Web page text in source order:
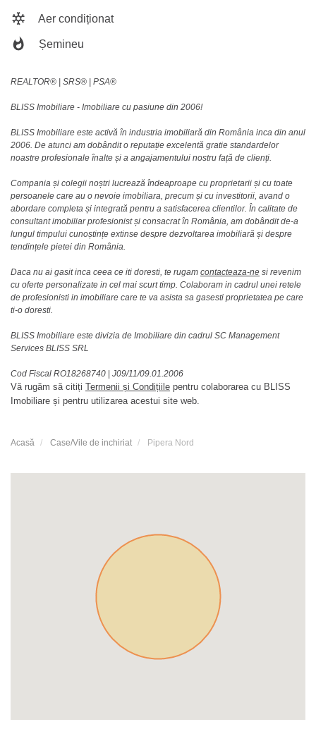
Aer condiționat
Șemineu
REALTOR®️ | SRS®️ | PSA®️
BLISS Imobiliare - Imobiliare cu pasiune din 2006!
BLISS Imobiliare este activă în industria imobiliară din România inca din anul
2006. De atunci am dobândit o reputație excelentă gratie standardelor
noastre profesionale înalte și a angajamentului nostru față de clienți.
Compania și colegii noștri lucrează îndeaproape cu proprietarii și cu toate
persoanele care au o nevoie imobiliara, precum și cu investitorii, avand o
abordare completa și integrată pentru a satisfacerea clientilor. În calitate de
consultant imobiliar profesionist și consacrat în România, am dobândit de-a
lungul timpului cunoștințe extinse despre dezvoltarea imobiliară și despre
tendințele pietei din România.
Daca nu ai gasit inca ceea ce iti doresti, te rugam contacteaza-ne si revenim
cu oferte personalizate in cel mai scurt timp. Colaboram in cadrul unei retele
de profesionisti in imobiliare care te va asista sa gasesti proprietatea pe care
ti-o doresti.
BLISS Imobiliare este divizia de Imobiliare din cadrul SC Management
Services BLISS SRL
Cod Fiscal RO18268740 | J09/11/09.01.2006
Vă rugăm să citiți Termenii și Condițiile pentru colaborarea cu BLISS
Imobiliare și pentru utilizarea acestui site web.
Acasă Case/Vile de inchiriat Pipera Nord